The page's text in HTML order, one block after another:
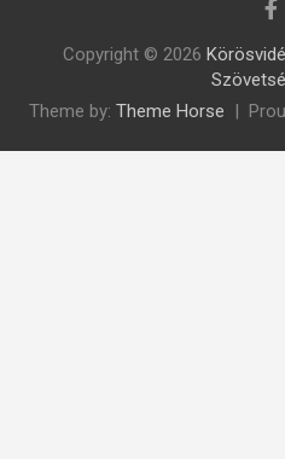
Copyright © 2026
Theme by: Theme Horse